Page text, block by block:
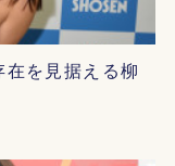
を見据える柳